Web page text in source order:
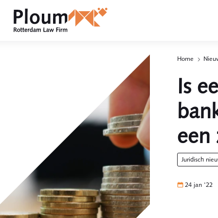
p
4
Home
Is
een
juridisch
24 jan '22